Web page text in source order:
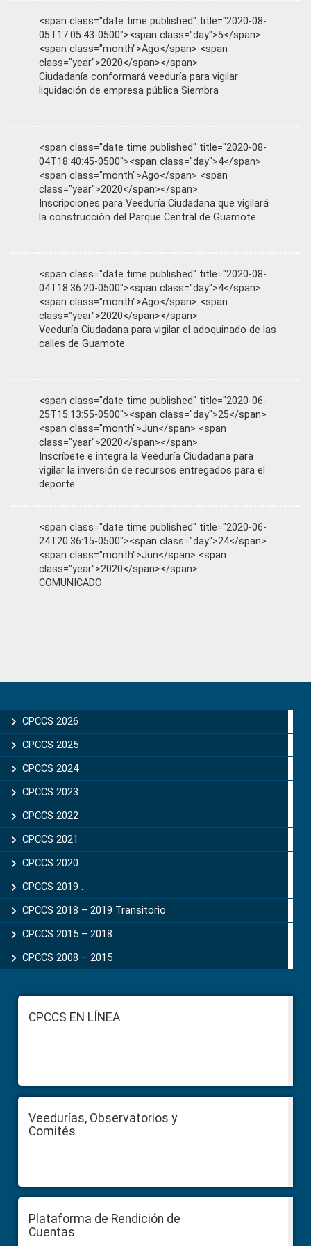
<span class="date time published" title="2020-08-
05T17:05:43-0500"><span class="day">5</span>
<span class="month">Ago</span> <span
class="year">2020</span></span>
Ciudadanía conformará veeduría para vigilar
liquidación de empresa pública Siembra
<span class="date time published" title="2020-08-
04T18:40:45-0500"><span class="day">4</span>
<span class="month">Ago</span> <span
class="year">2020</span></span>
Inscripciones para Veeduría Ciudadana que vigilará
la construcción del Parque Central de Guamote
<span class="date time published" title="2020-08-
04T18:36:20-0500"><span class="day">4</span>
<span class="month">Ago</span> <span
class="year">2020</span></span>
Veeduría Ciudadana para vigilar el adoquinado de las
calles de Guamote
<span class="date time published" title="2020-06-
25T15:13:55-0500"><span class="day">25</span>
<span class="month">Jun</span> <span
class="year">2020</span></span>
Inscríbete e integra la Veeduría Ciudadana para
vigilar la inversión de recursos entregados para el
deporte
<span class="date time published" title="2020-06-
24T20:36:15-0500"><span class="day">24</span>
<span class="month">Jun</span> <span
class="year">2020</span></span>
COMUNICADO
Sidebar
CPCCS 2026
CPCCS 2025
CPCCS 2024
CPCCS 2023
CPCCS 2022
CPCCS 2021
CPCCS 2020
CPCCS 2019 .
CPCCS 2018 – 2019 Transitorio
CPCCS 2015 – 2018
CPCCS 2008 – 2015
FooterCPCCS EN LÍNEA
Veedurías, Observatorios y
Comités
Plataforma de Rendición de
Cuentas